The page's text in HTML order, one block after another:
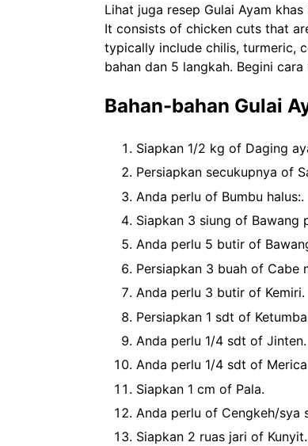
Lihat juga resep Gulai Ayam
It consists of chicken cuts that
typically include chilis, turmeric,
bahan dan 5 langkah. Begini
Bahan-bahan Gulai
Siapkan 1/2 kg of Daging
Persiapkan secukupnya of
Anda perlu of Bumbu halus:.
Siapkan 3 siung of Bawang
Anda perlu 5 butir of
Persiapkan 3 buah of Cabe
Anda perlu 3 butir of Kemiri.
Persiapkan 1 sdt of
Anda perlu 1/4 sdt of Jinten.
Anda perlu 1/4 sdt of
Siapkan 1 cm of Pala.
Anda perlu of Cengkeh/sya
Siapkan 2 ruas jari of Kunyit.